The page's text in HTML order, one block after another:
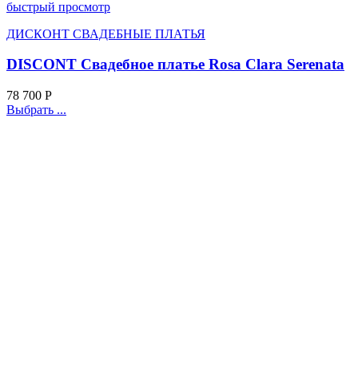
быстрый просмотр
ДИСКОНТ СВАДЕБНЫЕ ПЛАТЬЯ
DISCONT Свадебное платье Rosa Clara Serenata
78 700 Р
Выбрать ...